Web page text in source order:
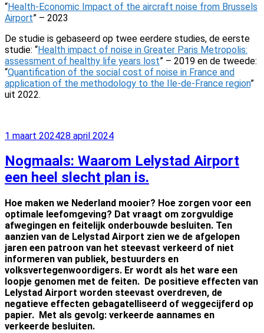
“Health-Economic Impact of the aircraft noise from Brussels
Airport” – 2023
De studie is gebaseerd op twee eerdere studies, de eerste
studie: “Health impact of noise in Greater Paris Metropolis:
assessment of healthy life years lost” – 2019 en de tweede:
“Quantification of the social cost of noise in France and
application of the methodology to the Ile-de-France region”
uit 2022.
Geplaatst
1 maart 202428 april 2024
Nogmaals: Waarom Lelystad Airport
een heel slecht plan is.
Hoe maken we Nederland mooier? Hoe zorgen voor een
optimale leefomgeving? Dat vraagt om zorgvuldige
afwegingen en feitelijk onderbouwde besluiten. Ten
aanzien van de Lelystad Airport zien we de afgelopen
jaren een patroon van het steevast verkeerd of niet
informeren van publiek, bestuurders en
volksvertegenwoordigers. Er wordt als het ware een
loopje genomen met de feiten. De positieve effecten van
Lelystad Airport worden steevast overdreven, de
negatieve effecten gebagatelliseerd of weggecijferd op
papier. Met als gevolg: verkeerde aannames en
verkeerde besluiten.